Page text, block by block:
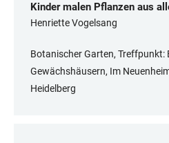
Kinder malen Pflanzen aus
Henriette Vogelsang
Botanischer Garten, Treffpunkt:
Gewächshäusern, Im
Heidelberg